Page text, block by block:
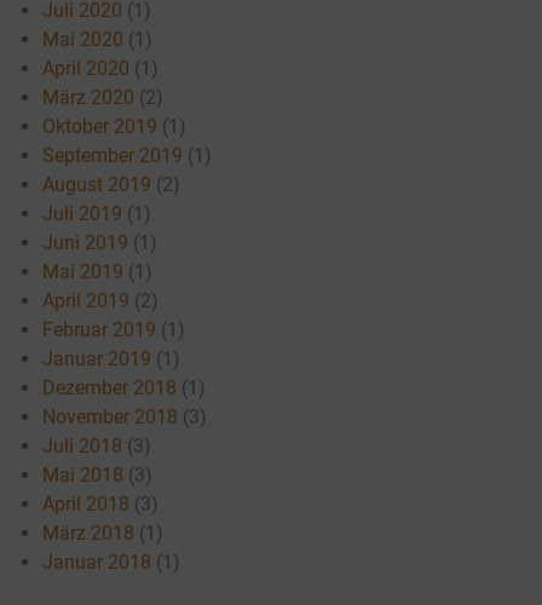
Juli 2020 (1)
Mai 2020 (1)
April 2020 (1)
März 2020 (2)
Oktober 2019 (1)
September 2019 (1)
August 2019 (2)
Juli 2019 (1)
Juni 2019 (1)
Mai 2019 (1)
April 2019 (2)
Februar 2019 (1)
Januar 2019 (1)
Dezember 2018 (1)
November 2018 (3)
Juli 2018 (3)
Mai 2018 (3)
April 2018 (3)
März 2018 (1)
Januar 2018 (1)